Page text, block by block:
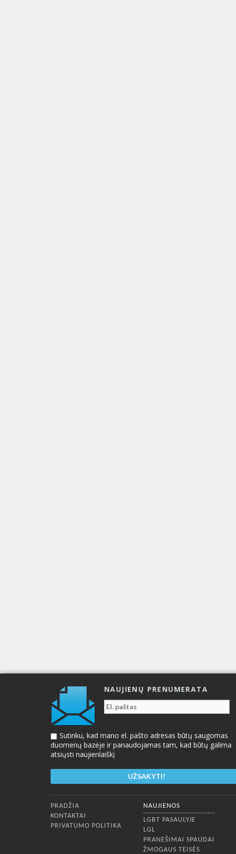
NAUJIENŲ PRENUMERATA
Sutinku, kad mano el. pašto adresas būtų saugomas
duomenų bazėje ir panaudojamas tam, kad būtų galima
atsiųsti naujienlaiškį
Apatinis meniu
PRADŽIA
KONTAKTAI
PRIVATUMO POLITIKA
NAUJIENOS
LGBT PASAULYJE
LGL
PRANEŠIMAI SPAUDAI
ŽMOGAUS TEISĖS